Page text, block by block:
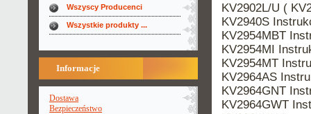
Wszyscy Producenci
Wszystkie produkty ...
Informacje
Dostawa
Bezpieczeństwo
KV2902L/U (
KV2940S
KV2954MBT
KV2954MI
KV2954MT
KV2964AS
KV2964GNT
KV2964GWT